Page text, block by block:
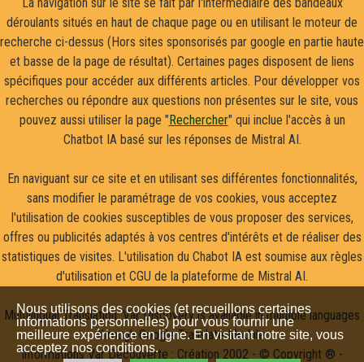
déroulants situés en haut de chaque page ou en utilisant le moteur de
recherche ci-dessus (Hors sites sponsorisés par google en partie haute
et basse de la page de résultat). Certaines pages disposent de liens
spécifiques pour accéder aux différents articles. Pour développer vos
recherches ou répondre aux questions non présentes sur le site, vous
pouvez aussi utiliser la page "Rechercher" qui inclue l'accès à un
Chatbot IA basé sur les réponses de Mistral AI.
En naviguant sur ce site et en utilisant ses différentes fonctionnalités,
sans modifier le paramétrage de vos cookies, vous acceptez
l'utilisation de cookies susceptibles de vous proposer des services,
offres ou publicités adaptés à vos centres d'intérêts et de réaliser des
statistiques de visites. L'utilisation du Chabot IA est soumise aux règles
d'utilisation et CGU de la plateforme de Mistral AI.
Multilingual Translation: Var Discovery is available in multiple languages
through Google Translate Module.
Informations Var Découverte : Création 2002 - © Copyright ® -
Nous utilisons des cookies (et recueillons certaines
informations personnelles) pour vous fournir une
meilleure expérience en ligne. En visitant notre site, vous
acceptez nos conditions.